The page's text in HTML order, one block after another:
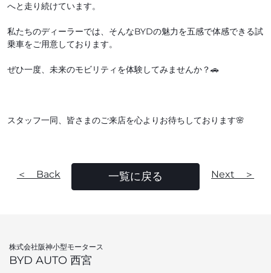
へと走り続けています。
私たちのディーラーでは、そんなBYDの魅力を五感で体感できる試
乗車をご用意しております。
ぜひ一度、未来のモビリティを体験してみませんか？🚗
スタッフ一同、皆さまのご来店を心よりお待ちしております🌸
＜ Back 一覧に戻る Next ＞
株式会社阪神小型モータース
BYD AUTO 西宮